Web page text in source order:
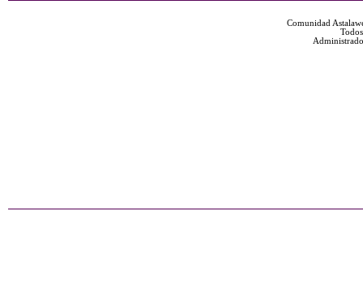
Comunidad